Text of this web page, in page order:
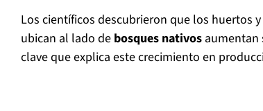
Los científicos descubrieron que los huertos
ubican al lado de bosques nativos aumentan
clave que explica este crecimiento en